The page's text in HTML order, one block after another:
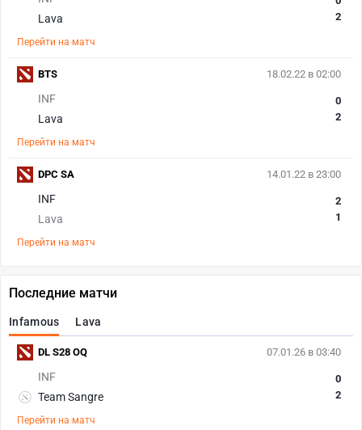
Lava
2
Перейти на матч
18.02.22 в 02:00
INF
Lava
0
2
Перейти на матч
BTS
14.01.22 в 23:00
INF
Lava
2
1
Перейти на матч
DPC SA
Последние матчи
Infamous Lava
07.01.26 в 03:40
INF
Team Sangre
0
2
Перейти на матч
DL S28 OQ